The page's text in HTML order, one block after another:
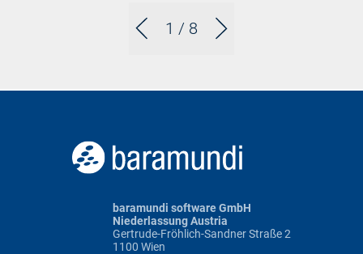
1 / 8
baramundi software GmbH
Niederlassung Austria
Gertrude-Fröhlich-Sandner Straße 2
1100 Wien